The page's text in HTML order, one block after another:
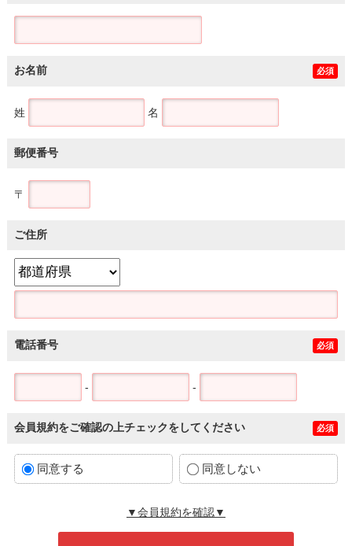
お名前 必須
姓 名
郵便番号
〒
ご住所
電話番号 必須
- -
会員規約をご確認の上チェックをしてください 必須
同意する 同意しない
▼会員規約を確認▼